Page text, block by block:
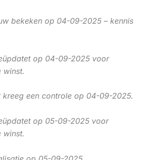
bekeken op 04-09-2025 – kennis
op 04-09-2025 voor
winst.
kreeg een controle op 04-09-2025.
op 05-09-2025 voor
winst.